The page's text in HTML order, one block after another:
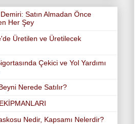
Satın Almadan Önce
Her Şey
Üretilen ve Üretilecek
Çekici ve Yol Yardımı
Nerede Satılır?
Nedir, Kapsamı Nelerdir?